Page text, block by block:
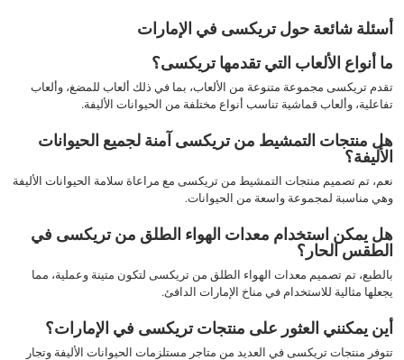
أسئلة شائعة حول تريكسى في الإمارات
ما أنواع الألعاب التي تقدمها تريكسى؟
تقدم تريكسى مجموعة متنوعة من الألعاب، بما في ذلك ألعاب للمضغ، وألعاب
تفاعلية، وألعاب قماشية تناسب أنواع مختلفة من الحيوانات الأليفة.
هل منتجات التمشيط من تريكسى آمنة لجميع الحيوانات
الأليفة؟
نعم، تم تصميم منتجات التمشيط من تريكسى مع مراعاة سلامة الحيوانات الأليفة
وهي مناسبة لمجموعة واسعة من الحيوانات.
هل يمكن استخدام معدات الهواء الطلق من تريكسى في
الطقس الحار؟
بالطبع، تم تصميم معدات الهواء الطلق من تريكسى لتكون متينة وعملية، مما
يجعلها مثالية للاستخدام في مناخ الإمارات الدافئ.
أين يمكنني العثور على منتجات تريكسى في الإمارات؟
تتوفر منتجات تريكسى في العديد من متاجر مستلزمات الحيوانات الأليفة وتجار